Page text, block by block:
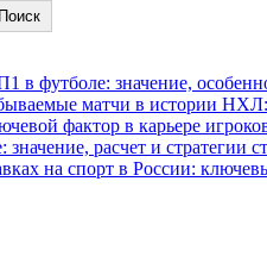
Поиск
в футболе: значение,
матчи в истории
фактор в карьере
расчет и стратегии
на спорт в России: